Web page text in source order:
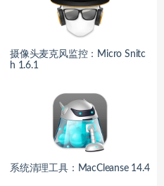
摄像头麦克风监控：Micro Snitc
h 1.6.1
系统清理工具：MacCleanse 14.4